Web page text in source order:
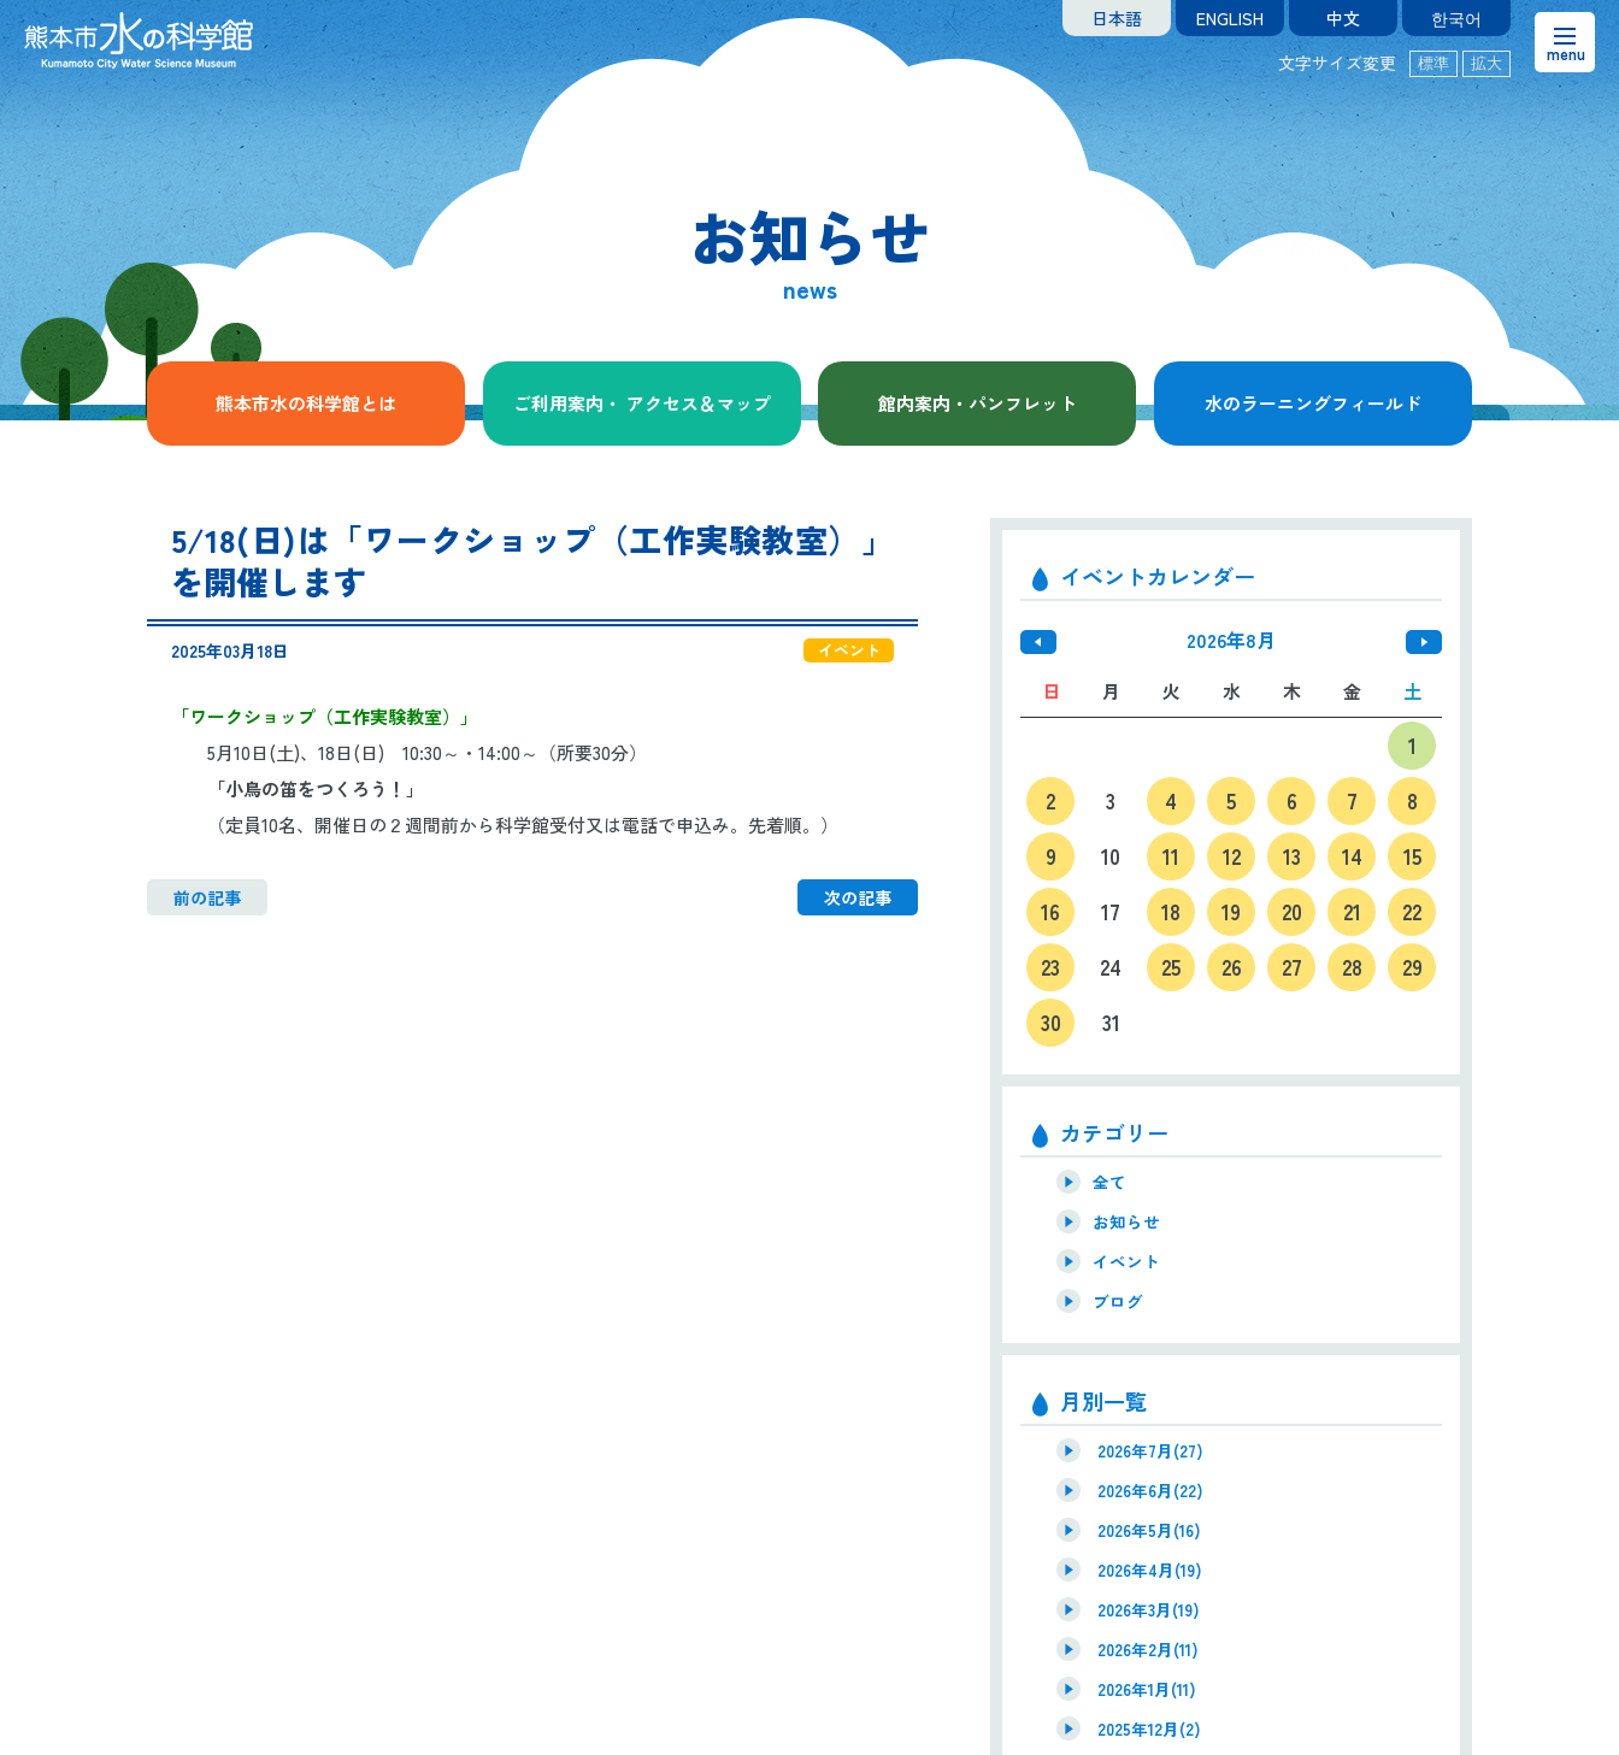
日本語 ENGLISH 中文
한국어
文字サイズ変更
標準 拡大
お知らせ
熊本市水の科学館とは
ご利用案内・アクセス＆マップ
水のラーニングフィールド
日本語
お知らせ
news
熊本市水の科学館とは ご利用案内・ アクセス＆マップ 館内案内・パンフレット 水のラーニングフィールド
5/18(日)は「ワークショップ（工作実験教室）」
を開催します
2025年03月18日 イベント
「ワークショップ（工作実験教室）」
5月10日(土)、18日(日) 10:30～・14:00～（所要30分）
「小鳥の笛をつくろう！」
（定員10名、開催日の２週間前から科学館受付又は電話で申込み。 先着順。）
前の記事 次の記事
イベントカレンダー
2026年8月
日 月 火 水 木 金 土
1
2
3 4 5 6 7
8
9
10 11 12 13 14
15
16
17 18 19 20 21
22
23
24 25 26 27 28
29
30
31
カテゴリー
全て
お知らせ
イベント
ブログ
月別一覧
2026年7月(27)
2026年6月(22)
2026年5月(16)
2026年4月(19)
2026年3月(19)
2026年2月(11)
2026年1月(11)
2025年12月(2)